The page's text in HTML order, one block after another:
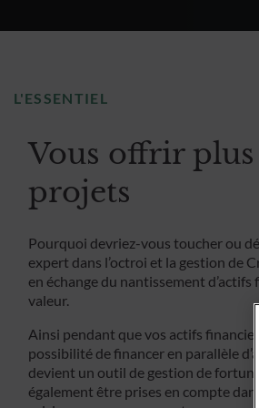
L'ESSENTIEL
Vous offrir
projets
Pourquoi devriez-vous toucher ou
expert dans l’octroi et la gestion de
en échange du nantissement
valeur.
Ainsi pendant que vos actifs
possibilité de financer en parallèle
devient un outil de gestion de
également être prises en compte